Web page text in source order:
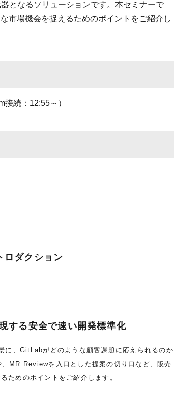
となるソリューションです。本セミナーで
市場機会を捉えるためのポイントをご紹介し
続：12:55～）
ダクション
する安全で速い開発標準化
、GitLabがどのような顧客課題に応えられるのか
MR Reviewを入口とした提案の切り口など、販売
ためのポイントをご紹介します。